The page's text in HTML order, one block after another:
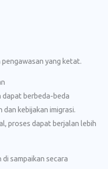
yang ketat.
dapat berbeda-beda
kebijakan imigrasi.
proses dapat berjalan lebih
sampaikan secara